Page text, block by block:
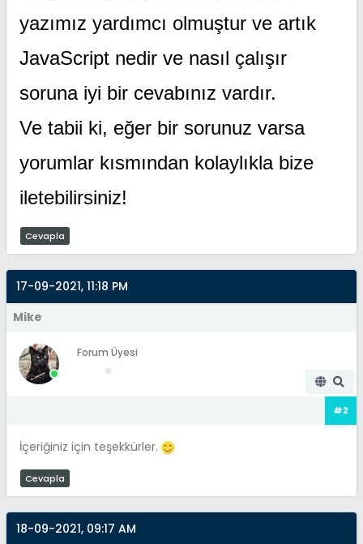
yazımız yardımcı olmuştur ve artık
JavaScript nedir ve nasıl çalışır
soruna iyi bir cevabınız vardır.
Ve tabii ki, eğer bir sorunuz varsa
yorumlar kısmından kolaylıkla bize
iletebilirsiniz!
Cevapla
17-09-2021, 11:18 PM
Mike
Forum Üyesi
#2
İçeriğiniz için teşekkürler.
Cevapla
18-09-2021, 09:17 AM